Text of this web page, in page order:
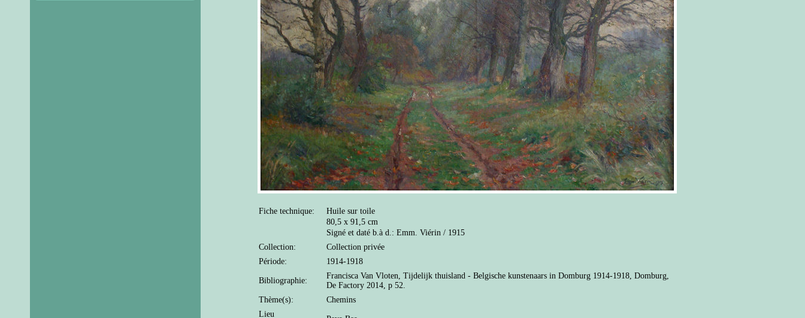
Fiche technique:
Huile sur toile
80,5 x 91,5 cm
Signé et daté b.à d.: Emm. Viérin / 1915
Collection:
Collection privée
Période:
1914-1918
Bibliographie:
Francisca Van Vloten, Tijdelijk thuisland - Belgische kunstenaars in Domburg 1914-1918, Domburg,
De Factory 2014, p 52.
Thème(s):
Chemins
Lieu